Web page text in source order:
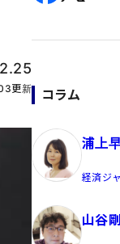
更新 コラム
浦上
経済ジ
山谷